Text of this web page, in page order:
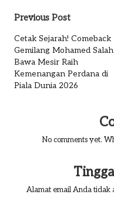
Post
navigation
Previous Post
Cetak Sejarah! Comeback
Gemilang Mohamed Salah
Bawa Mesir Raih
Kemenangan Perdana di
Piala Dunia 2026
No comments yet.
Alamat email Anda tidak